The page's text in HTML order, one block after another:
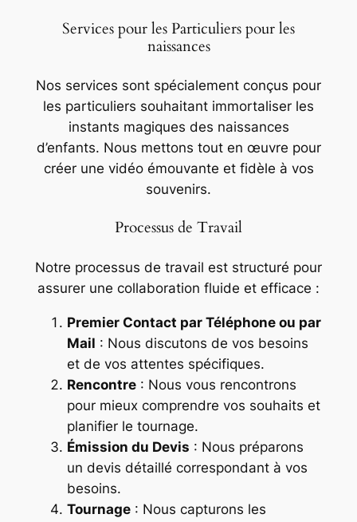
Services pour les Particuliers pour les
naissances
Nos services sont spécialement conçus pour
les particuliers souhaitant immortaliser les
instants magiques des naissances
d’enfants. Nous mettons tout en œuvre pour
créer une vidéo émouvante et fidèle à vos
souvenirs.
Processus de Travail
Notre processus de travail est structuré pour
assurer une collaboration fluide et efficace :
Premier Contact par Téléphone ou par
Mail : Nous discutons de vos besoins
et de vos attentes spécifiques.
Rencontre: Nous vous rencontrons
pour mieux comprendre vos souhaits et
planifier le tournage.
Émission du Devis : Nous préparons
un devis détaillé correspondant à vos
besoins.
Tournage: Nous capturons les